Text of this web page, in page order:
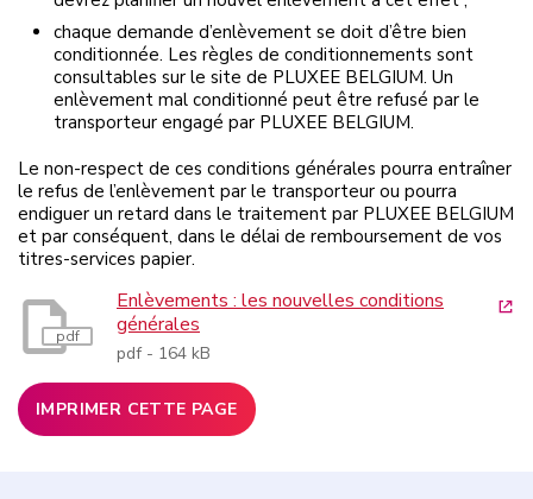
chaque demande d’enlèvement se doit d’être bien
conditionnée. Les règles de conditionnements sont
consultables sur le site de PLUXEE BELGIUM. Un
enlèvement mal conditionné peut être refusé par le
transporteur engagé par PLUXEE BELGIUM.
Le non-respect de ces conditions générales pourra entraîner
le refus de l’enlèvement par le transporteur ou pourra
endiguer un retard dans le traitement par PLUXEE BELGIUM
et par conséquent, dans le délai de remboursement de vos
titres-services papier.
pdf
Enlèvements : les nouvelles conditions
générales
(Lien
pdf - 164 kB
IMPRIMER CETTE PAGE